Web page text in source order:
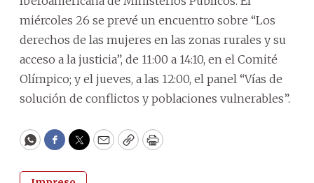
miércoles 26 se prevé un encuentro sobre “Los
derechos de las mujeres en las zonas rurales y su
acceso a la justicia”, de 11:00 a 14:10, en el Comité
Olímpico; y el jueves, a las 12:00, el panel “Vías de
solución de conflictos y poblaciones vulnerables”.
WhatsApp
Facebook
Twitter
EmailCopyPrint